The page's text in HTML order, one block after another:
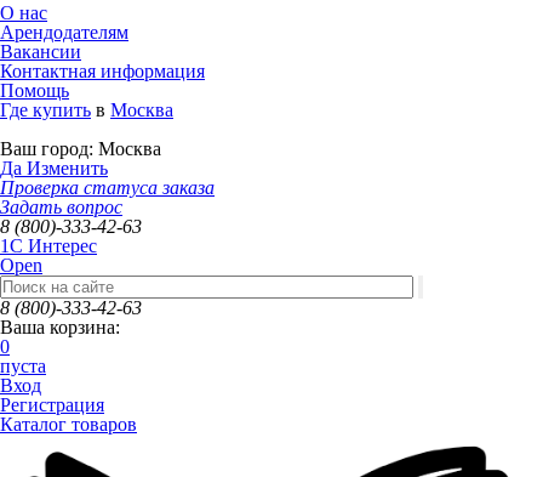
О нас
Арендодателям
Вакансии
Контактная информация
Помощь
Где купить в Москва
Ваш город: Москва
Да Изменить
Проверка статуса заказа
Задать вопрос
8 (800)-333-42-63
1C Интерес
Open
8 (800)-333-42-63
Ваша корзина:
0
пуста
Вход
Регистрация
Каталог товаров